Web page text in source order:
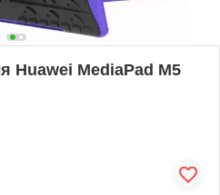
Huawei MediaPad M5